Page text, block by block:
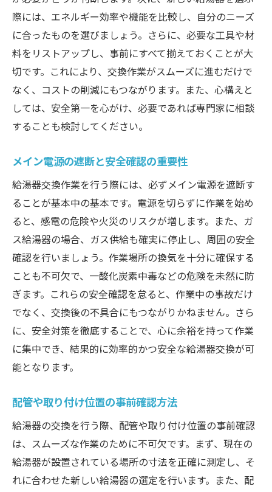
際には、エネルギー効率や機能を比較し、自分のニーズ
に合ったものを選びましょう。さらに、必要な工具や材
料をリストアップし、事前にすべて揃えておくことが大
切です。これにより、交換作業がスムーズに進むだけで
なく、コストの削減にもつながります。また、心構えと
しては、安全第一を心がけ、必要であれば専門家に相談
することも検討してください。
メイン電源の遮断と安全確認の重要性
給湯器交換作業を行う際には、必ずメイン電源を遮断す
ることが基本中の基本です。電源を切らずに作業を始め
ると、感電の危険や火災のリスクが増します。また、ガ
ス給湯器の場合、ガス供給も確実に停止し、周囲の安全
確認を行いましょう。作業場所の換気を十分に確保する
ことも不可欠で、一酸化炭素中毒などの危険を未然に防
ぎます。これらの安全確認を怠ると、作業中の事故だけ
でなく、交換後の不具合にもつながりかねません。さら
に、安全対策を徹底することで、心に余裕を持って作業
に集中でき、結果的に効率的かつ安全な給湯器交換が可
能となります。
配管や取り付け位置の事前確認方法
給湯器の交換を行う際、配管や取り付け位置の事前確認
は、スムーズな作業のために不可欠です。まず、現在の
給湯器が設置されている場所の寸法を正確に測定し、そ
れに合わせた新しい給湯器の選定を行います。また、配